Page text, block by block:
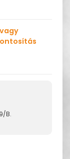
B.